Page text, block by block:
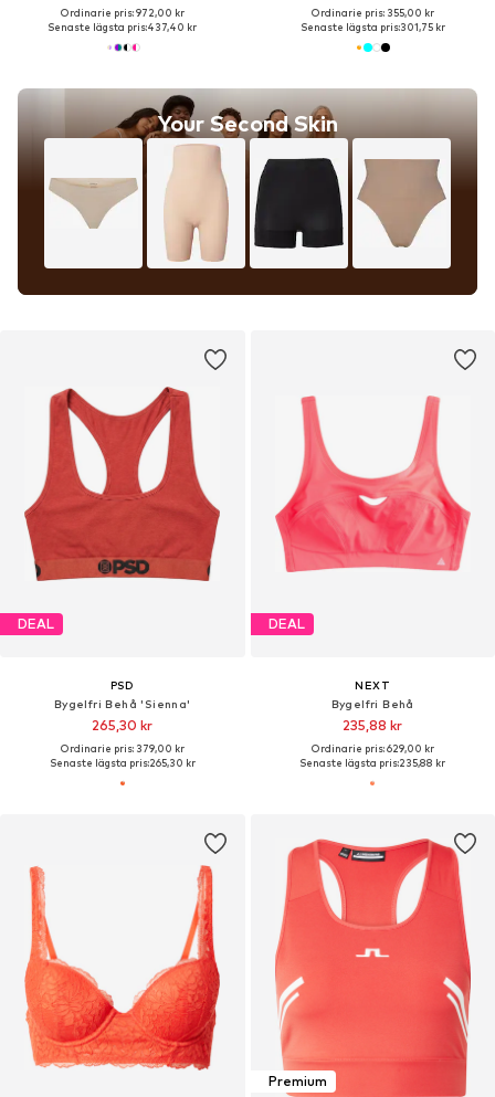
Ordinarie pris: 972,00 kr
Senaste lägsta pris:437,40 kr
Your Second Skin
Ordinarie pris: 355,00 kr
Senaste lägsta pris:301,75 kr
DEAL
PSD
Bygelfri Behå 'Sienna'
265,30 kr
Ordinarie pris: 379,00 kr
Senaste lägsta pris:265,30 kr
DEAL
NEXT
Bygelfri Behå
235,88 kr
Ordinarie pris: 629,00 kr
Senaste lägsta pris:235,88 kr
Premium